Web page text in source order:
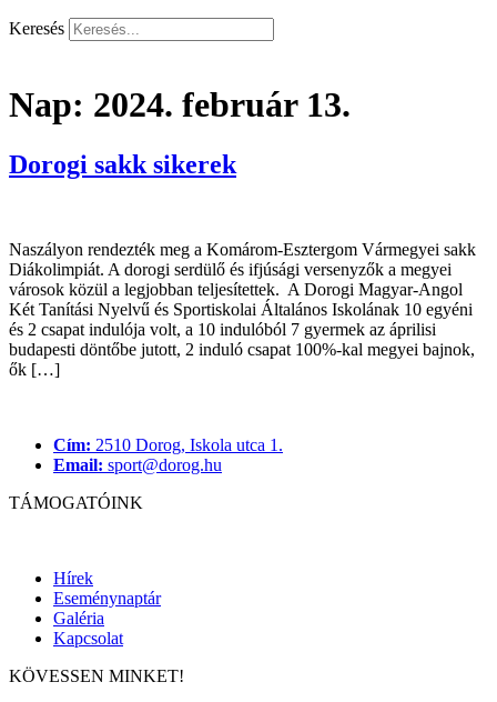
Keresés
Nap: 2024. február 13.
Dorogi sakk sikerek
Naszályon rendezték meg a Komárom-Esztergom Vármegyei sakk
Diákolimpiát. A dorogi serdülő és ifjúsági versenyzők a megyei
városok közül a legjobban teljesítettek. A Dorogi Magyar-Angol
Két Tanítási Nyelvű és Sportiskolai Általános Iskolának 10 egyéni
és 2 csapat indulója volt, a 10 indulóból 7 gyermek az áprilisi
budapesti döntőbe jutott, 2 induló csapat 100%-kal megyei bajnok,
ők […]
Cím: 2510 Dorog, Iskola utca 1.
Email: sport@dorog.hu
TÁMOGATÓINK
Hírek
Eseménynaptár
Galéria
Kapcsolat
KÖVESSEN MINKET!